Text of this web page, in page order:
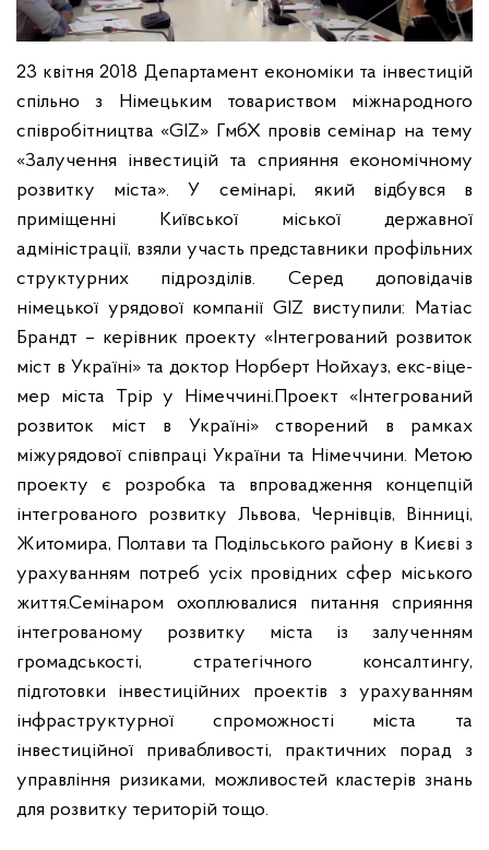
23 квітня 2018 Департамент економіки та інвестицій
спільно з Німецьким товариством міжнародного
співробітництва «GIZ» ГмбХ провів семінар на тему
«Залучення інвестицій та сприяння економічному
розвитку міста». У семінарі, який відбувся в
приміщенні Київської міської державної
адміністрації, взяли участь представники профільних
структурних підрозділів. Серед доповідачів
німецької урядової компанії GIZ виступили: Матіас
Брандт – керівник проекту «Інтегрований розвиток
міст в Україні» та доктор Норберт Нойхауз, екс-віце-
мер міста Трір у Німеччині.Проект «Інтегрований
розвиток міст в Україні» створений в рамках
міжурядової співпраці України та Німеччини. Метою
проекту є розробка та впровадження концепцій
інтегрованого розвитку Львова, Чернівців, Вінниці,
Житомира, Полтави та Подільського району в Києві з
урахуванням потреб усіх провідних сфер міського
життя.Семінаром охоплювалися питання сприяння
інтегрованому розвитку міста із залученням
громадськості, стратегічного консалтингу,
підготовки інвестиційних проектів з урахуванням
інфраструктурної спроможності міста та
інвестиційної привабливості, практичних порад з
управління ризиками, можливостей кластерів знань
для розвитку територій тощо.